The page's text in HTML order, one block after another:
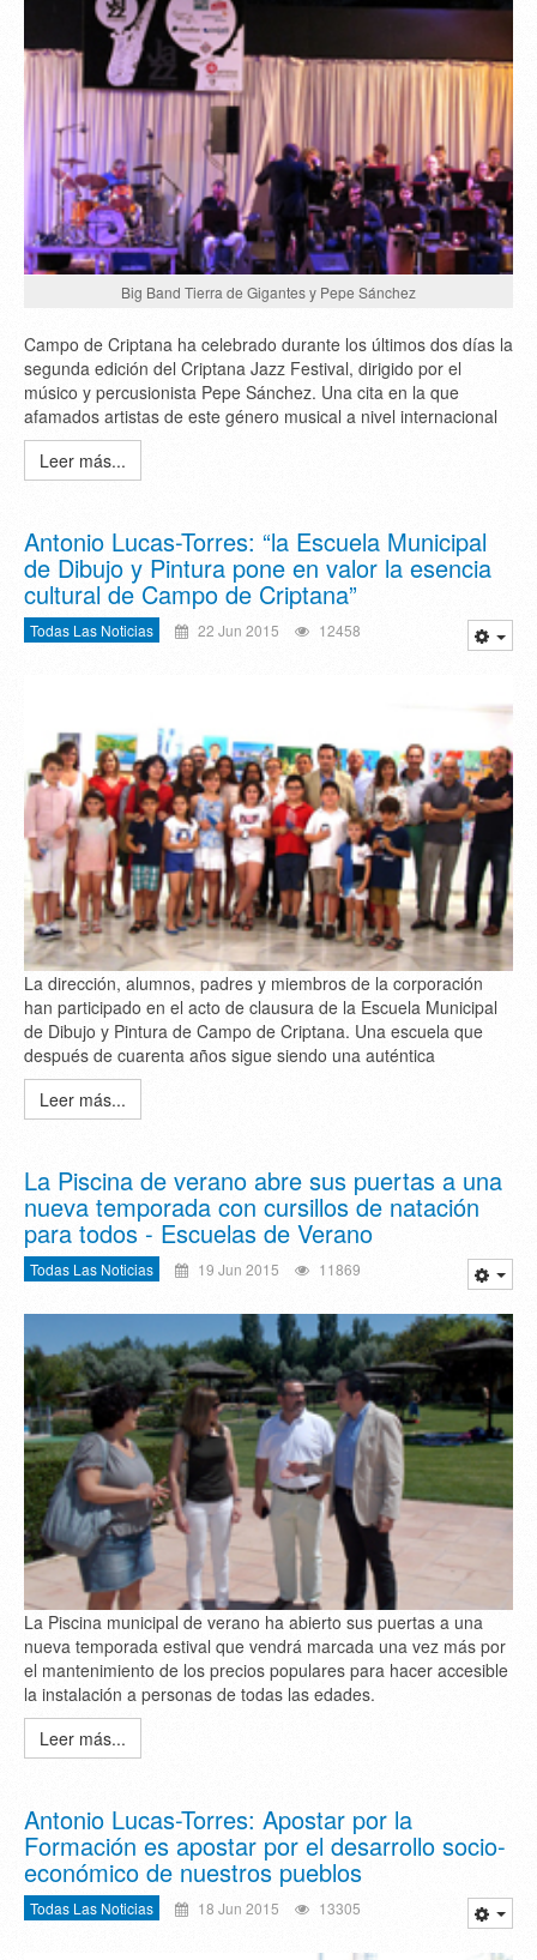
Big Band Tierra de Gigantes y Pepe Sánchez
Campo de Criptana ha celebrado durante los últimos dos días la
segunda edición del Criptana Jazz Festival, dirigido por el
músico y percusionista Pepe Sánchez. Una cita en la que
afamados artistas de este género musical a nivel internacional
Leer más...
Antonio Lucas-Torres: “la Escuela Municipal
de Dibujo y Pintura pone en valor la esencia
cultural de Campo de Criptana”
Todas Las Noticias 22 Jun 2015 12458
La dirección, alumnos, padres y miembros de la corporación
han participado en el acto de clausura de la Escuela Municipal
de Dibujo y Pintura de Campo de Criptana. Una escuela que
después de cuarenta años sigue siendo una auténtica
Leer más...
La Piscina de verano abre sus puertas a una
nueva temporada con cursillos de natación
para todos - Escuelas de Verano
Todas Las Noticias 19 Jun 2015 11869
La Piscina municipal de verano ha abierto sus puertas a una
nueva temporada estival que vendrá marcada una vez más por
el mantenimiento de los precios populares para hacer accesible
la instalación a personas de todas las edades.
Leer más...
Antonio Lucas-Torres: Apostar por la
Formación es apostar por el desarrollo socio-
económico de nuestros pueblos
Todas Las Noticias 18 Jun 2015 13305